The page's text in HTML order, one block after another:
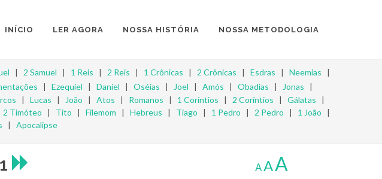
INÍCIO LER AGORA NOSSA HISTÓRIA NOSSA METODOLOGIA
| 2 Samuel | 1 Reis | 2 Reis | 1 Crônicas | 2 Crônicas | Esdras | Neemias |
| Ezequiel | Daniel | Oséias | Joel | Amós | Obadias | Jonas |
| Lucas | João | Atos | Romanos | 1 Coríntios | 2 Coríntios | Gálatas |
2 Timóteo | Tito | Filemom | Hebreus | Tiago | 1 Pedro | 2 Pedro | 1 João |
| Apocalipse
AAA